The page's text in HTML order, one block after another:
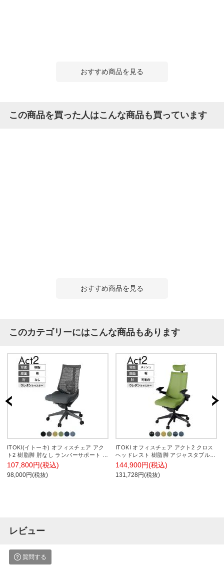
おすすめ商品を見る
この商品を買った人はこんな商品も買っています
おすすめ商品を見る
このカテゴリーにはこんな商品もあります
ITOKI(イトーキ) オフィスチェア アク
ト2 樹脂脚 肘なし ランバーサポート ウ
レタンキャスター 事務椅子 デスクチェ
ア 抗ウイルス再生張地 W2
107,800円(税込)
98,000円(税抜)
ITOKI オフィスチェア アクト2 クロス
ヘッドレスト 樹脂脚 アジャスタブル肘
ウレタンキャスター 事務椅子 デスクチ
ェア 背:抗ウイルスメッシュ T1
144,900円(税込)
131,728円(税抜)
レビュー
質問する